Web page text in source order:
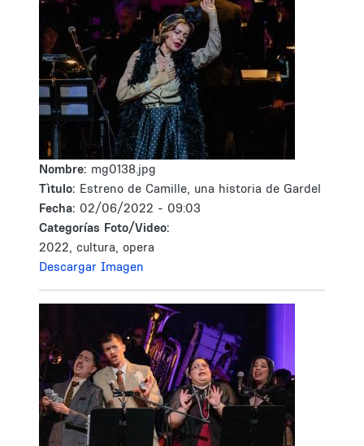
Nombre: mg0138.jpg
Tìtulo: Estreno de Camille, una historia de Gardel
Fecha: 02/06/2022 - 09:03
Categorías Foto/Video:
2022, cultura, opera
Descargar Imagen